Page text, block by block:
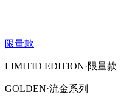
限量款
LIMITID EDITION·限量款
GOLDEN·流金系列